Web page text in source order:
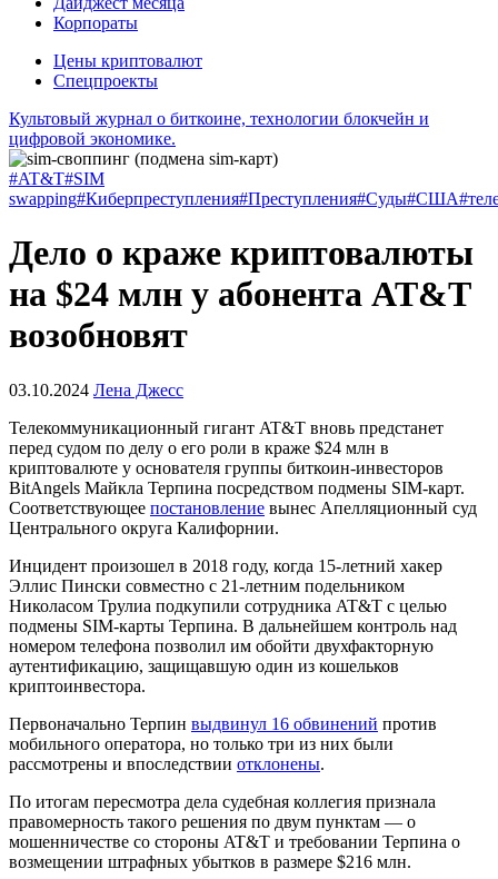
Корпораты
Цены криптовалют
Спецпроекты
Культовый журнал о биткоине, технологии блокчейн и
цифровой экономике.
#AT&T#SIM
swapping#Киберпреступления#Преступления#Суды#США
Дело о краже криптовалюты
на $24 млн у абонента AT&T
возобновят
03.10.2024 Лена Джесс
Телекоммуникационный гигант AT&T вновь предстанет
перед судом по делу о его роли в краже $24 млн в
криптовалюте у основателя группы биткоин-инвесторов
BitAngels Майкла Терпина посредством подмены SIM-карт.
Соответствующее постановление вынес Апелляционный суд
Центрального округа Калифорнии.
Инцидент произошел в 2018 году, когда 15-летний хакер
Эллис Пински совместно с 21-летним подельником
Николасом Трулиа подкупили сотрудника AT&T с целью
подмены SIM-карты Терпина. В дальнейшем контроль над
номером телефона позволил им обойти двухфакторную
аутентификацию, защищавшую один из кошельков
криптоинвестора.
Первоначально Терпин выдвинул 16 обвинений против
мобильного оператора, но только три из них были
рассмотрены и впоследствии отклонены.
По итогам пересмотра дела судебная коллегия признала
правомерность такого решения по двум пунктам — о
мошенничестве со стороны AT&T и требовании Терпина о
возмещении штрафных убытков в размере $216 млн.